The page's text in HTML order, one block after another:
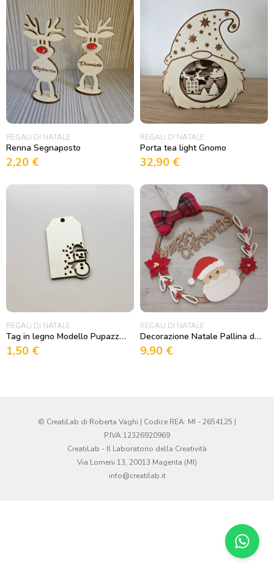
REGALI DI NATALE
Renna Segnaposto
2,20 €
REGALI DI NATALE
Porta tea light Gnomo
32,90 €
REGALI DI NATALE
Tag in legno Modello Pupazzo di Neve
1,50 €
REGALI DI NATALE
Decorazione Natale Pallina di Natale in Legno Merry Christmas
9,90 €
© CreatiLab di Roberta Vaghi | Codice REA: MI - 2654125 |
P.IVA:12326920969
CreatiLab - Il Laboratorio della Creatività
Via Lomeni 13, 20013 Magenta (MI)
info@creatilab.it